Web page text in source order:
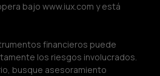
bajo www.iux.com y está
financieros puede
los riesgos involucrados.
busque asesoramiento